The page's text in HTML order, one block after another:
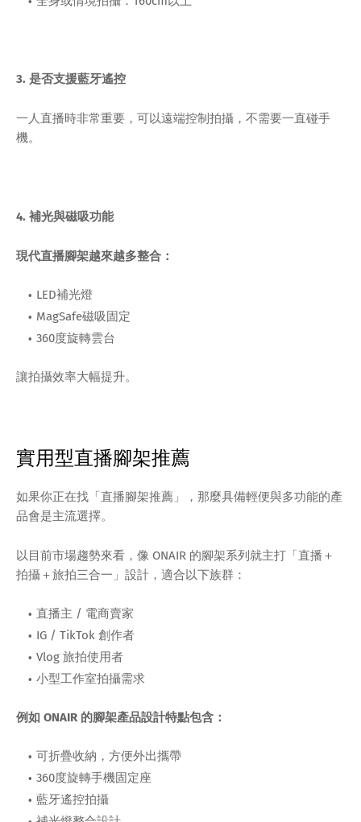
3. 是否支援藍牙遙控
一人直播時非常重要，可以遠端控制拍攝，不需要一直碰手
機。
4. 補光與磁吸功能
現代直播腳架越來越多整合：
LED補光燈
MagSafe磁吸固定
360度旋轉雲台
讓拍攝效率大幅提升。
實用型直播腳架推薦
如果你正在找「直播腳架推薦」，那麼具備輕便與多功能的產
品會是主流選擇。
以目前市場趨勢來看，像 ONAIR 的腳架系列就主打「直播＋
拍攝＋旅拍三合一」設計，適合以下族群：
直播主 / 電商賣家
IG / TikTok 創作者
Vlog 旅拍使用者
小型工作室拍攝需求
例如 ONAIR 的腳架產品設計特點包含：
可折疊收納，方便外出攜帶
360度旋轉手機固定座
藍牙遙控拍攝